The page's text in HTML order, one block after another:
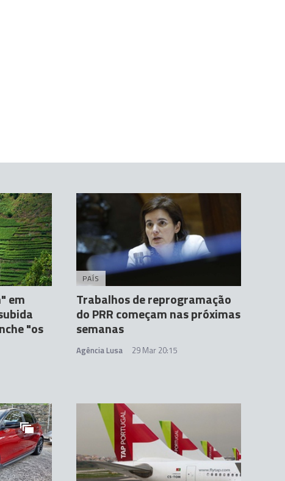
em
"os
PAÍS
Trabalhos de reprogramação
do PRR começam nas próximas
semanas
Agência Lusa 29 Mar 20:15